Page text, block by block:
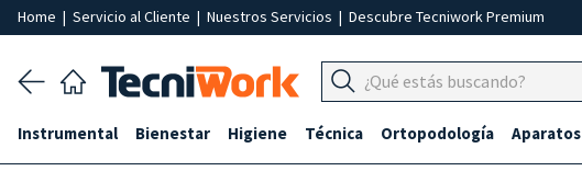
Home | Servicio al Cliente | Nuestros Servicios | Descubre Tecniwork Premium
Instrumental Bienestar Higiene Técnica Ortopodología Aparatos